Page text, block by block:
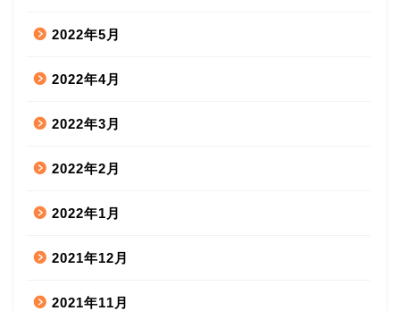
2022年5月
2022年4月
2022年3月
2022年2月
2022年1月
2021年12月
2021年11月